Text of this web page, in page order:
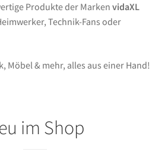
Produkte der Marken vidaXL
Technik-Fans oder
Möbel & mehr, alles aus einer Hand!
im Shop